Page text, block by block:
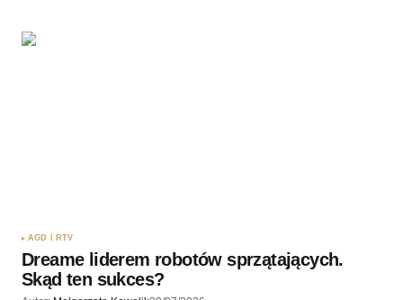
AGD I RTV
Dreame liderem robotów sprzątających.
Skąd ten sukces?